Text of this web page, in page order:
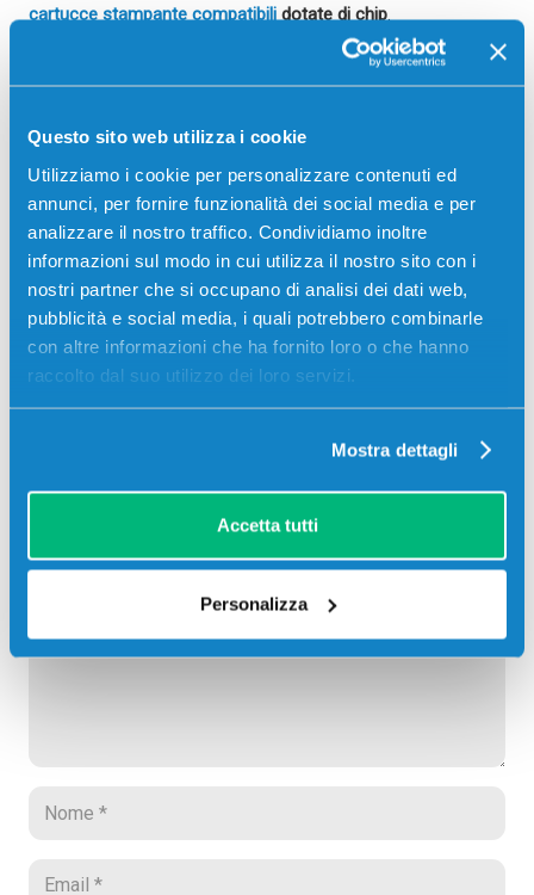
Questo sito web utilizza i cookie
Utilizziamo i cookie per personalizzare contenuti ed
annunci, per fornire funzionalità dei social media e per
analizzare il nostro traffico. Condividiamo inoltre
informazioni sul modo in cui utilizza il nostro sito con i
nostri partner che si occupano di analisi dei dati web,
pubblicità e social media, i quali potrebbero combinarle
con altre informazioni che ha fornito loro o che hanno
raccolto dal suo utilizzo dei loro servizi.
Mostra dettagli
Accetta tutti
Personalizza
cartucce stampante compatibili dotate di chip
In tal modo, non correrai il rischio di dimenticare il codice del
prodotto e potrai fare ricerche rapide al momento
l’esigenza di tenere costantemente sotto controllo i livelli
d’inchiostro , per il quale la presenza del dispositivo
elettronico è indispensabile.
Nel caso in cui, invece, volessi adottare
soluzioni prive di
qualsiasi vincolo o tendenzialmente compatibili con le
procedure di rigenerazione, il
consumabile senza chip
è più
adatto alle tue necessità. Ad ogni modo, prediligi sempre
pigmenti e attrezzature di prima scelta, per una durata
Lascia un commento
obbligatori sono contrassegnati*